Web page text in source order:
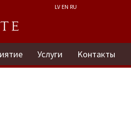
LV EN RU
Услуги Kонтакты